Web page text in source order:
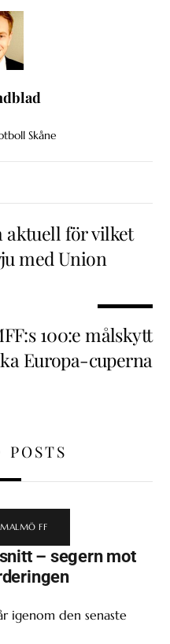
Skåne
aktuell för vilket
med Union
100:e målskytt
Europa-cuperna
POSTS
MALMÖ FF
– segern mot
igenom den senaste